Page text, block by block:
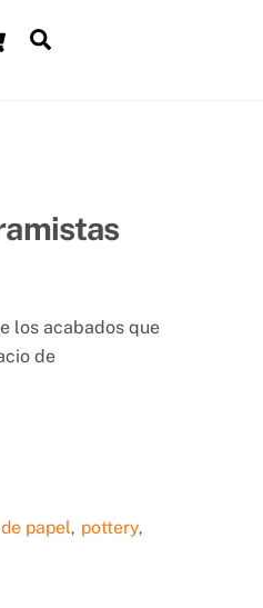
Cart
los acabados que
de
papel, pottery,